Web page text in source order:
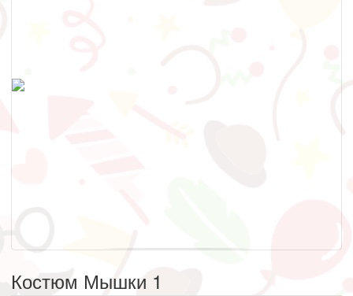
Костюм Мышки 1